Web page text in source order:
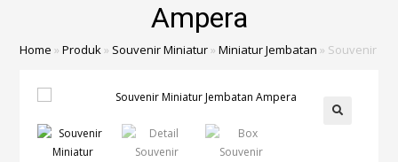
Ampera
Home »Produk» Souvenir Miniatur»Miniatur Jembatan » Souvenir